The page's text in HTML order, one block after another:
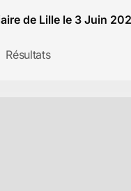
de Lille le 3 Juin
Résultats